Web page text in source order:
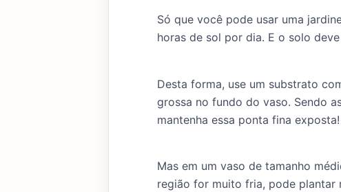
Só que você pode usar uma
horas de sol por dia. E o solo
Desta forma, use um substrato
grossa no fundo do vaso. Sendo
mantenha essa ponta fina exposta!
Mas em um vaso de tamanho
região for muito fria, pode plantar